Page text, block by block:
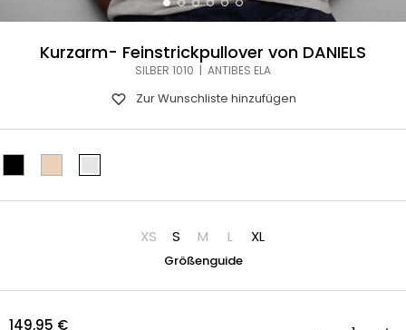
Kurzarm- Feinstrickpullover von DANIELS
SILBER 1010 | ANTIBES ELA
Zur Wunschliste hinzufügen
XS S M L XL
Größenguide
149,95 €